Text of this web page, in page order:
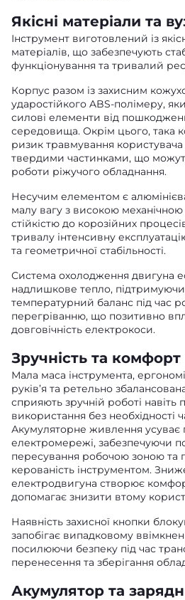
Якісні матеріали та
Інструмент виготовлений із
матеріалів, що забезпечують
функціонування та тривалий
Корпус разом із захисним
ударостійкого ABS-полімеру,
силові елементи від
середовища. Окрім цього, така
ризик травмування
твердими частинками, що
роботи ріжучого обладнання.
Несучим елементом є
малу вагу з високою механічною
стійкістю до корозійних
тривалу інтенсивну
та геометричної стабільності.
Система охолодження двигуна
надлишкове тепло,
температурний баланс під час
перегріванню, що позитивно
довговічність електрокоси.
Зручність та
Мала маса інструмента,
руків’я та ретельно
сприяють зручній роботі навіть
використання без необхідності
Акумуляторне живлення усуває
електромережі, забезпечуючи
пересування робочою зоною та
керованість інструментом.
електродвигуна створює
допомагає знизити втому
Наявність захисної кнопки
запобігає випадковому
посилюючи безпеку під час
перенесення та зберігання
Акумулятор та